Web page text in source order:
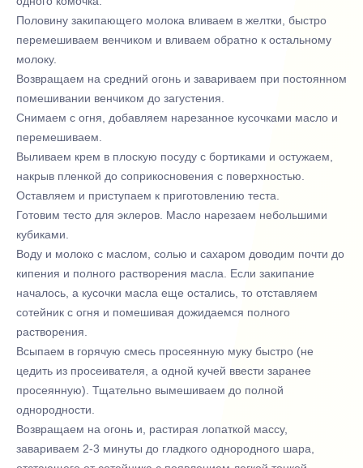
Половину закипающего молока вливаем в желтки, быстро
перемешиваем венчиком и вливаем обратно к остальному
молоку.
Возвращаем на средний огонь и завариваем при постоянном
помешивании венчиком до загустения.
Снимаем с огня, добавляем нарезанное кусочками масло и
перемешиваем.
Выливаем крем в плоскую посуду с бортиками и остужаем,
накрыв пленкой до соприкосновения с поверхностью.
Оставляем и приступаем к приготовлению теста.
Готовим тесто для эклеров. Масло нарезаем небольшими
кубиками.
Воду и молоко с маслом, солью и сахаром доводим почти до
кипения и полного растворения масла. Если закипание
началось, а кусочки масла еще остались, то отставляем
сотейник с огня и помешивая дожидаемся полного
растворения.
Всыпаем в горячую смесь просеянную муку быстро (не
цедить из просеивателя, а одной кучей ввести заранее
просеянную). Тщательно вымешиваем до полной
однородности.
Возвращаем на огонь и, растирая лопаткой массу,
завариваем 2-3 минуты до гладкого однородного шара,